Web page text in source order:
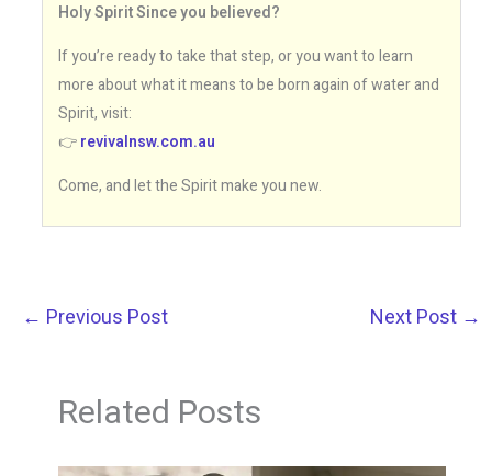
Holy Spirit Since you believed?
If you’re ready to take that step, or you want to learn
more about what it means to be born again of water and
Spirit, visit:
👉revivalnsw.com.au
Come, and let the Spirit make you new.
← Previous Post Next Post →
Related Posts